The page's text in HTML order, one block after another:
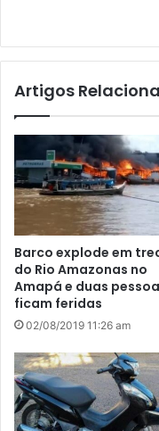
Artigos
Barco explode em
do Rio Amazonas no
Amapá e duas
ficam feridas
02/08/2019 11:26 am